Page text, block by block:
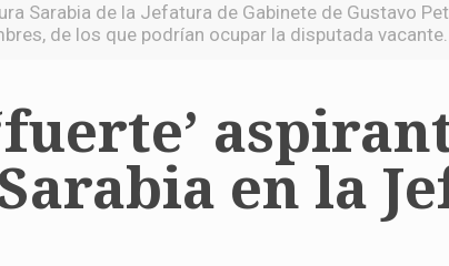
Sarabia de la Jefatura de Gabinete de Gustavo
de los que podrían ocupar la disputada vacante.
en la